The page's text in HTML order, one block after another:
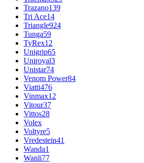
Trazano139
Tri Ace14
Triangle924
Tunga59
TyRex12
Unigrip65
Uniroyal3
Unistar74
Venom Power84
Viatti476
Vinmax12
Vitour37
Vittos28
Volex
Voltyre5
Vredestein41
Wanda1
Wanli77